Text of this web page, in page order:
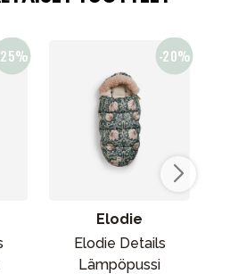
Elodie
Elodie Details
Lämpöpussi